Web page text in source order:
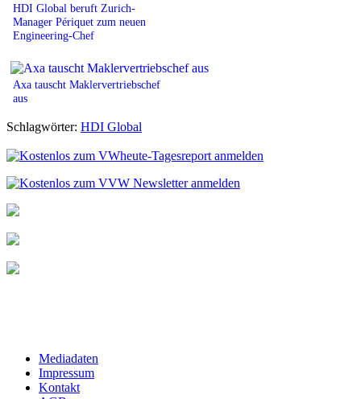
HDI Global beruft Zurich-
Manager Périquet zum neuen
Engineering-Chef
Axa tauscht Maklervertriebschef
aus
Schlagwörter: HDI Global
Mediadaten
Impressum
Kontakt